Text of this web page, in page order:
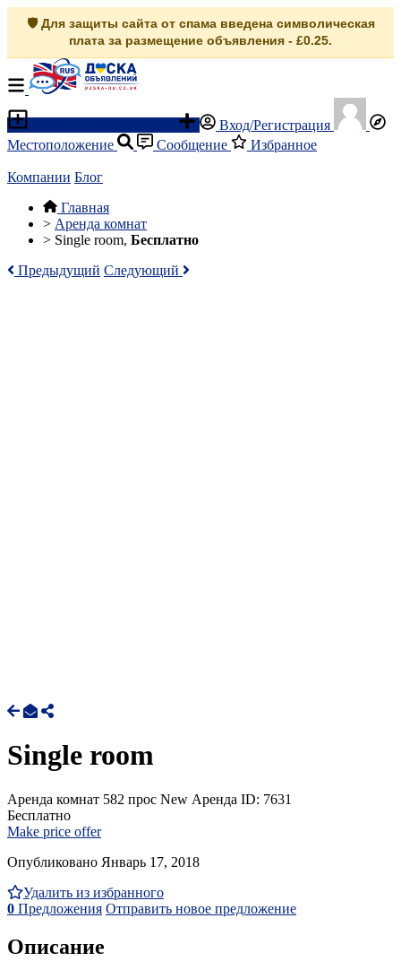
🛡️ Для защиты сайта от спама введена символическая
плата за размещение объявления - £0.25.
Вход/Регистрация
Местоположение
Сообщение Избранное
Компании Блог
Главная
> Аренда комнат
> Single room, Бесплатно
Предыдущий Следующий
Single room
Аренда комнат 582 прос New Аренда ID: 7631
Бесплатно
Make price offer
Опубликовано Январь 17, 2018
Удалить из избранного
0 Предложения Отправить новое предложение
Описание